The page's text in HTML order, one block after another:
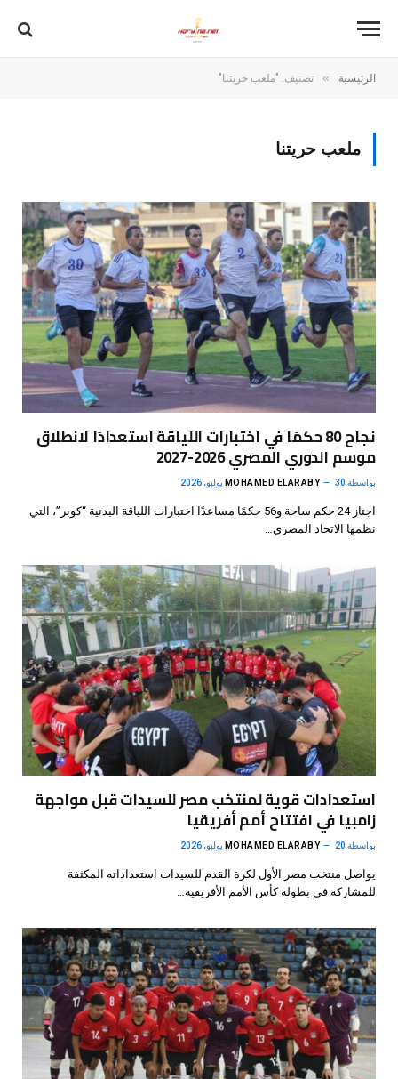
الرئيسية » تصنيف: "ملعب حريتنا"
ملعب حريتنا
نجاح 80 حكمًا في اختبارات اللياقة استعدادًا لانطلاق
موسم الدوري المصري 2026-2027
بواسطة MOHAMED ELARABY 30 يوليو، 2026
اجتاز 24 حكم ساحة و56 حكمًا مساعدًا اختبارات اللياقة البدنية “كوبر”، التي
نظمها الاتحاد المصري…
استعدادات قوية لمنتخب مصر للسيدات قبل مواجهة
زامبيا في افتتاح أمم أفريقيا
بواسطة MOHAMED ELARABY 20 يوليو، 2026
يواصل منتخب مصر الأول لكرة القدم للسيدات استعداداته المكثفة
للمشاركة في بطولة كأس الأمم الأفريقية…